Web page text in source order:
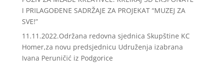
I PRILAGOĐENE SADRŽAJE ZA PROJEKAT “MUZEJ ZA
SVE!”
11.11.2022.Održana redovna sjednica Skupštine KC
Homer,za novu predsjednicu Udruženja izabrana
Ivana Peruničić iz Podgorice